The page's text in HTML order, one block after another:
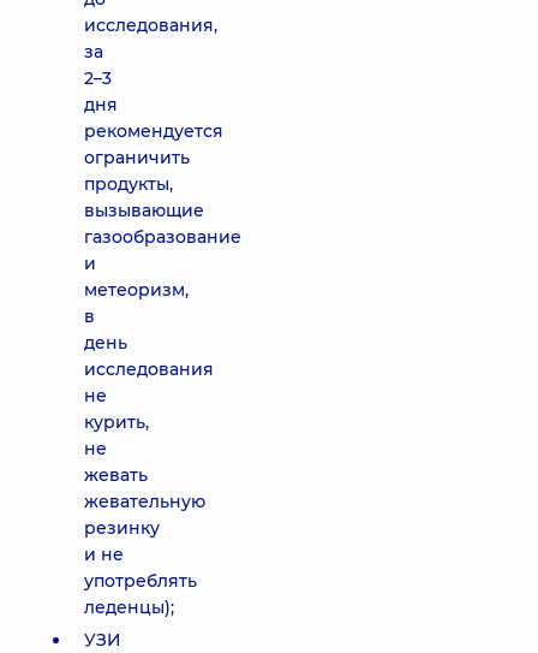
исследования,
за
2–3
дня
рекомендуется
ограничить
продукты,
вызывающие
газообразование
и
метеоризм,
в
день
исследования
не
курить,
не
жевать
жевательную
резинку
и не
употреблять
леденцы);
УЗИ